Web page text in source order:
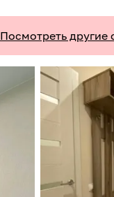
Посмотреть другие